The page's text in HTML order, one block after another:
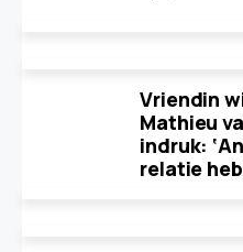
Vriendin
Mathieu
indruk:
relatie